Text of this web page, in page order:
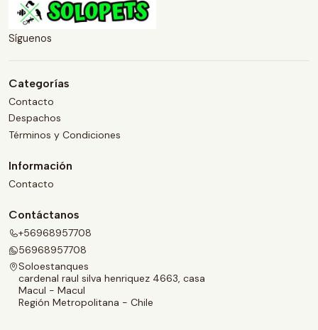
Síguenos
Categorías
Contacto
Despachos
Términos y Condiciones
Información
Contacto
Contáctanos
+56968957708
56968957708
Soloestanques
cardenal raul silva henriquez 4663, casa
Macul - Macul
Región Metropolitana - Chile